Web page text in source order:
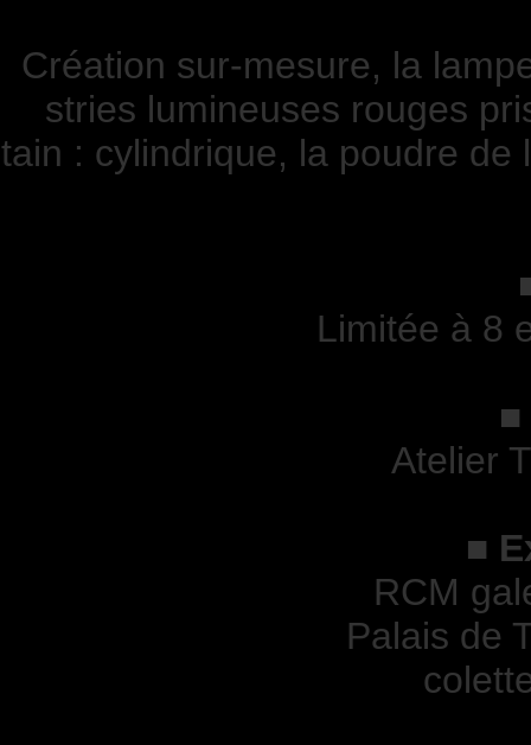
Création sur-mesure, la
stries lumineuses rouges
tain : cylindrique, la poudre
Limitée à 8
■
Atelier
■
RCM
Palais de